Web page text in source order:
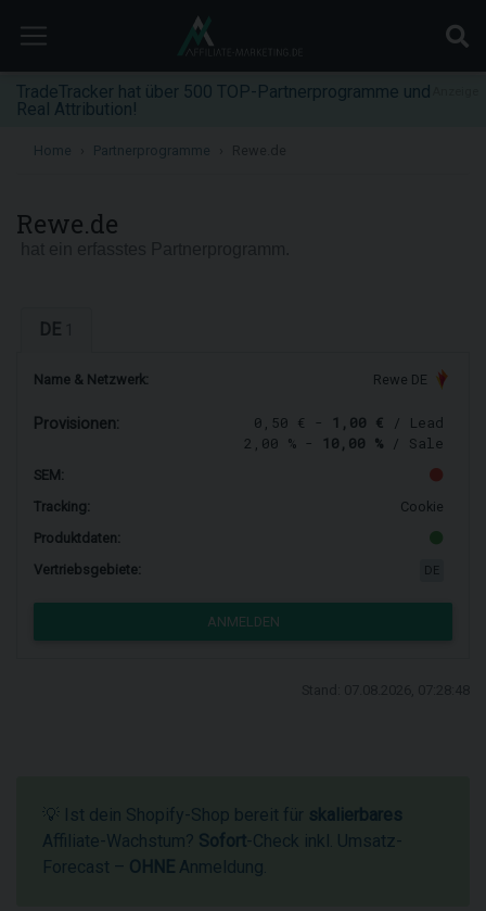
TradeTracker hat über 500 TOP-Partnerprogramme und
Real Attribution!
Home Partnerprogramme
Rewe.de
DE
Name & Netzwerk: Rewe DE
Provisionen: 0,50 € - 1,00 € / Lead
2,00 % -
10,00 % / Sale
SEM:
Tracking:
Cookie
Produktdaten:
Vertriebsgebiete:
ANMELDEN
💡 Ist dein Shopify-Shop bereit für skalierbares
Affiliate-Wachstum? Sofort-Check inkl. Umsatz-
Forecast – OHNE Anmeldung.